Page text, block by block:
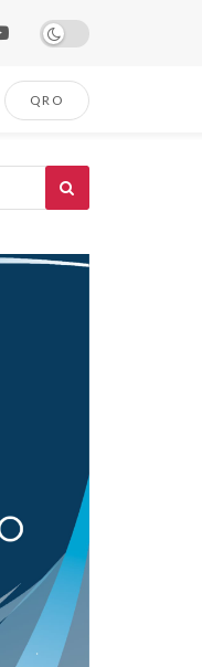
QRO